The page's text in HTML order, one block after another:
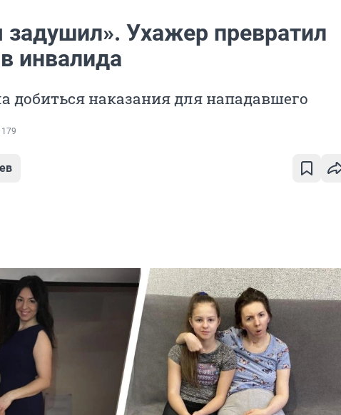
задушил». Ухажер превратил
инвалида
добиться наказания для нападавшего
179